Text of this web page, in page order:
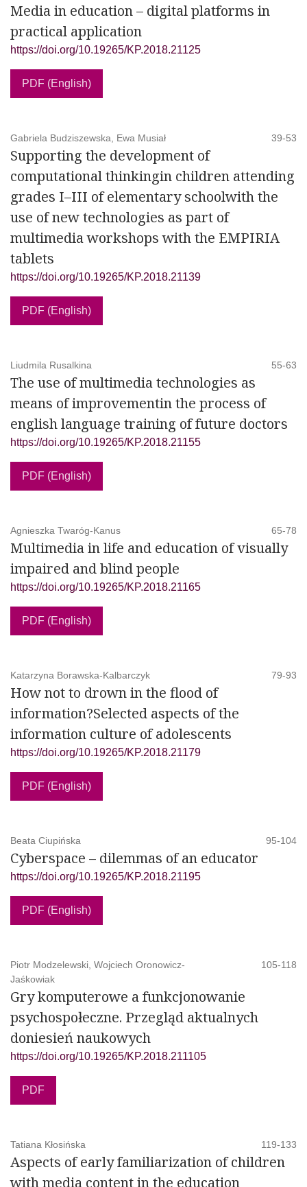
Media in education – digital platforms in
practical application
https://doi.org/10.19265/KP.2018.21125
PDF (English)
Gabriela Budziszewska, Ewa Musiał 39-53
Supporting the development of
computational thinkingin children attending
grades I–III of elementary schoolwith the
use of new technologies as part of
multimedia workshops with the EMPIRIA
tablets
https://doi.org/10.19265/KP.2018.21139
PDF (English)
Liudmila Rusalkina 55-63
The use of multimedia technologies as
means of improvementin the process of
english language training of future doctors
https://doi.org/10.19265/KP.2018.21155
PDF (English)
Agnieszka Twaróg-Kanus 65-78
Multimedia in life and education of visually
impaired and blind people
https://doi.org/10.19265/KP.2018.21165
PDF (English)
Katarzyna Borawska-Kalbarczyk 79-93
How not to drown in the flood of
information?Selected aspects of the
information culture of adolescents
https://doi.org/10.19265/KP.2018.21179
PDF (English)
Beata Ciupińska 95-104
Cyberspace – dilemmas of an educator
https://doi.org/10.19265/KP.2018.21195
PDF (English)
Piotr Modzelewski, Wojciech Oronowicz-
Jaśkowiak
105-118
Gry komputerowe a funkcjonowanie
psychospołeczne. Przegląd aktualnych
doniesień naukowych
https://doi.org/10.19265/KP.2018.211105
PDF
Tatiana Kłosińska 119-133
Aspects of early familiarization of children
with media content in the education